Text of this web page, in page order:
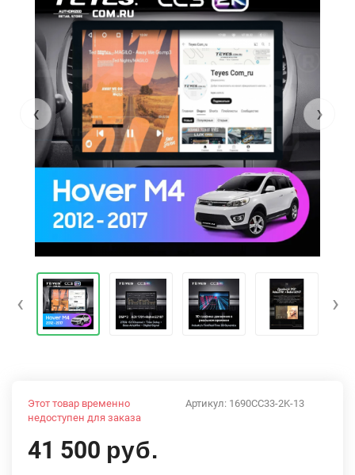
‹ ›
‹ ›
Артикул: 1690CC33-2K-13
Этот товар временно
недоступен для заказа
41 500 руб.